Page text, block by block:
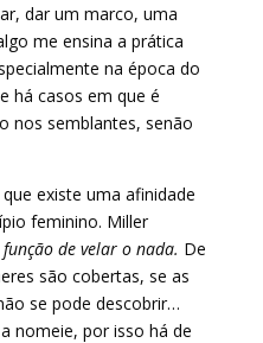
dar um marco, uma
me ensina a prática
na época do
há casos em que é
nos semblantes, senão
existe uma afinidade
feminino. Miller
função de velar o nada. De
são cobertas, se as
se pode descobrir…
nomeie, por isso há de